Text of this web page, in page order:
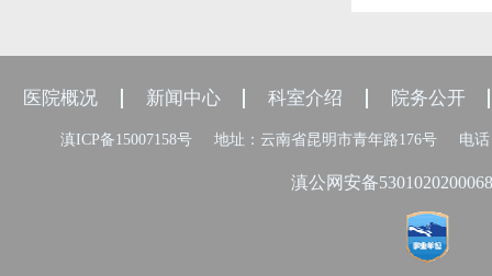
医院概况 新闻中心 科室介绍 院务公开
滇ICP备15007158号 地址：云南省昆明市青年路176号 电话
滇公网安备